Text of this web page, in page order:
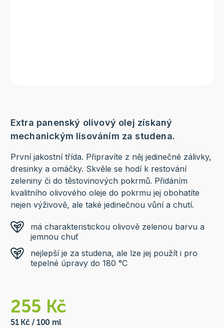
Extra panenský olivový olej získaný
mechanickým lisováním za studena.
První jakostní třída. Připravíte z něj jedinečné zálivky,
dresinky a omáčky. Skvěle se hodí k restování
zeleniny či do těstovinových pokrmů. Přidáním
kvalitního olivového oleje do pokrmu jej obohatíte
nejen výživově, ale také jedinečnou vůní a chutí.
má charakteristickou olivově zelenou barvu a
jemnou chuť
nejlepší je za studena, ale lze jej použít i pro
tepelné úpravy do 180 °C
255 Kč
51 Kč / 100 ml